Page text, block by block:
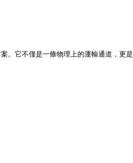
。它不僅是一條物理上的運輸通道，更